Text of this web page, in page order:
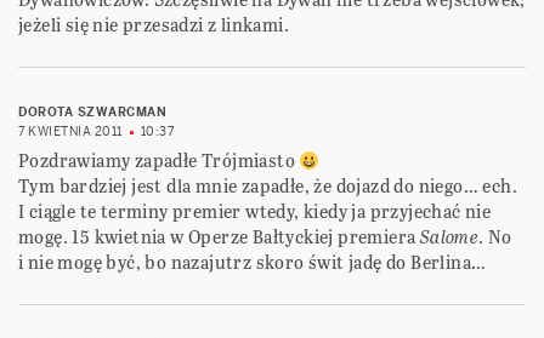
jeżeli się nie przesadzi z linkami.
DOROTA SZWARCMAN
7 KWIETNIA 2011
10:37
Pozdrawiamy zapadłe Trójmiasto
Tym bardziej jest dla mnie zapadłe, że dojazd do niego… ech.
I ciągle te terminy premier wtedy, kiedy ja przyjechać nie
mogę. 15 kwietnia w Operze Bałtyckiej premieraSalome. No
i nie mogę być, bo nazajutrz skoro świt jadę do Berlina…